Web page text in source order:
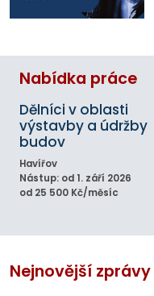
Nabídka práce
Dělníci v oblasti
výstavby a údržby
budov
Havířov
Nástup: od 1. září 2026
od 25 500 Kč/měsíc
Nejnovější zprávy